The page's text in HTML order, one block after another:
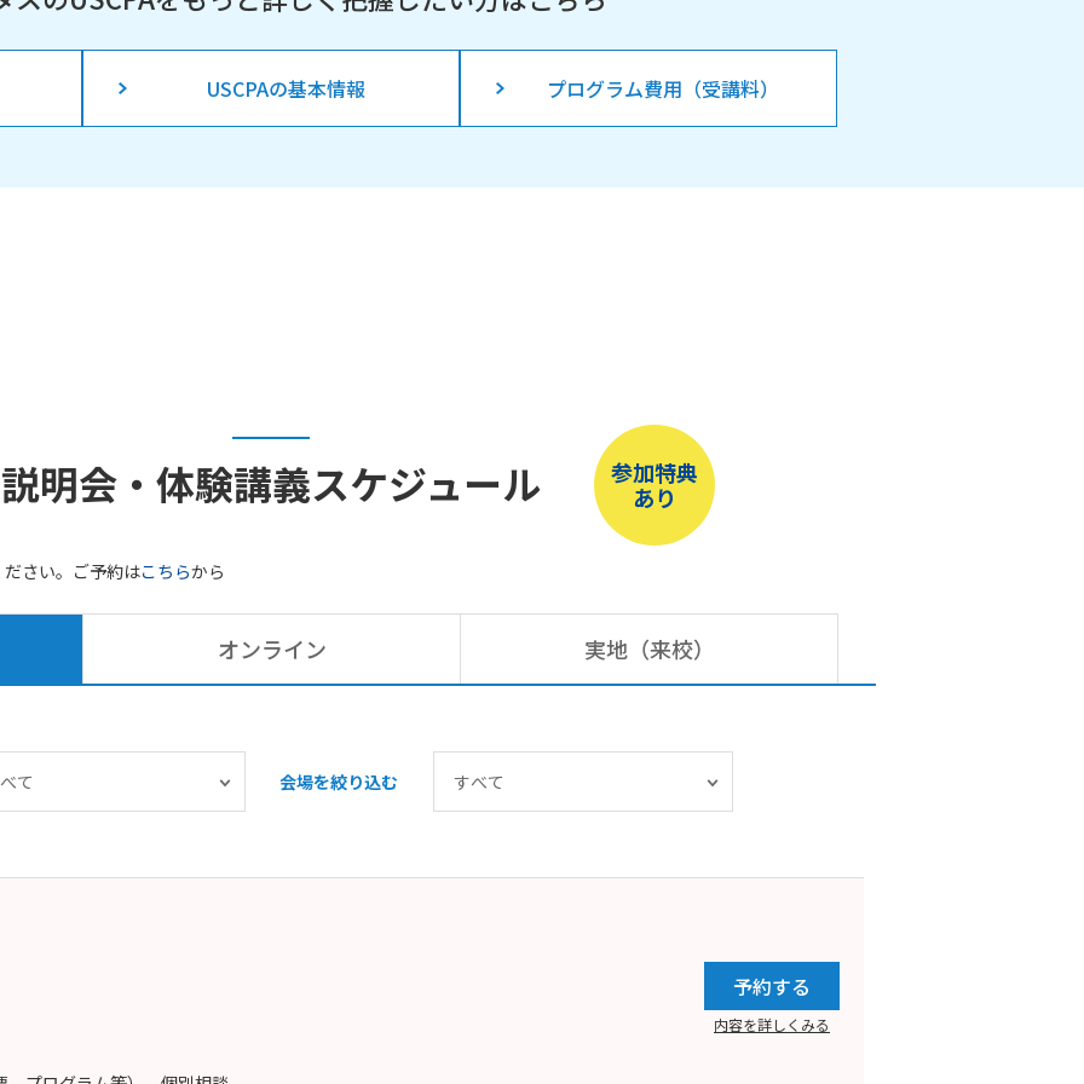
USCPAの基本情報 プログラム費用（受講料）
参加特典
あり
説明会・体験講義スケジュール
さい。ご予約はこちらから
オンライン 実地（来校）
会場を絞り込む
予約する
内容を詳しくみる